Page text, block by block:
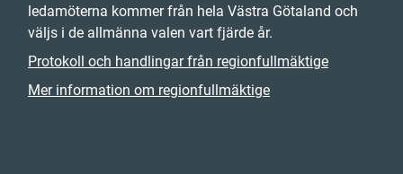
ledamöterna kommer från hela Västra Götaland och
väljs i de allmänna valen vart fjärde år.
Protokoll och handlingar från regionfullmäktige
Mer information om regionfullmäktige